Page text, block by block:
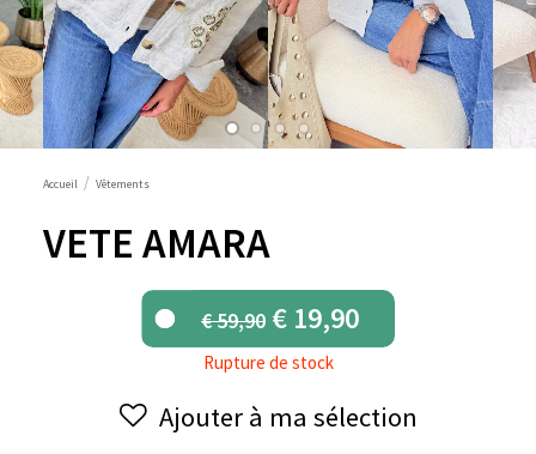
Accueil Vêtements
VETE AMARA
€59,90 Le
prix
était :
€ 19,90Le
prix
est :
Rupture de stock
Ajouter à ma sélection